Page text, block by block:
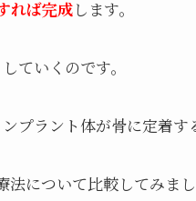
れば完成します。
ていくのです。
プラント体が骨に定着す
について比較してみまし